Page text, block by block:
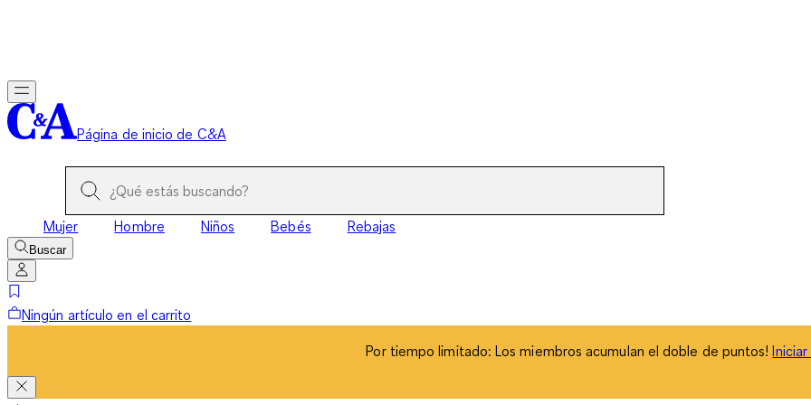
Página de inicio de C&A
Mujer Hombre Niños Bebés Rebajas
Buscar
Ningún artículo en el carrito
Por tiempo limitado: Los miembros acumulan el doble de puntos!